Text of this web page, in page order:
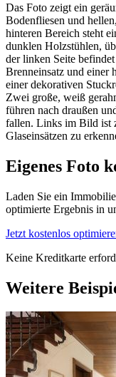
Das Foto zeigt ein
Bodenfliesen und
hinteren Bereich steht
dunklen Holzstühlen,
der linken Seite
Brenneinsatz und einer
einer dekorativen
Zwei große, weiß
führen nach draußen
fallen. Links im Bild ist
Glaseinsätzen zu
Eigenes Foto
Laden Sie ein
optimierte Ergebnis in
Jetzt kostenlos
Keine Kreditkarte
Weitere